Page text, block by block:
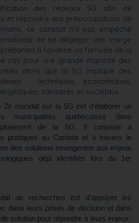
des réseaux 5G afin de
et répondre aux préoccupations de
ce constat n'a pas empêché
de se dégager une marge
à l'avance <a l'arrivée de la
cas pour une grande majorité des
alors que la 5G implique des
: techniques, économiques,
sanitaires et sociétaux.
2e mandat sur la 5G est d'élaborer un
municipalités québécoises dans
de la 5G. Il consiste à
pratiques au Canada et à travers le
des solutions émergentes aux enjeux
déjà identifiés lors du 1er
de recherches est d’appuyer les
dans leurs prises de décision et dans
de solution pour répondre à leurs enjeux.